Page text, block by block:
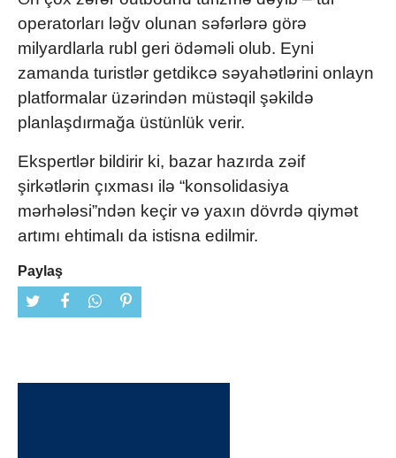
operatorları ləğv olunan səfərlərə görə
milyardlarla rubl geri ödəməli olub. Eyni
zamanda turistlər getdikcə səyahətlərini onlayn
platformalar üzərindən müstəqil şəkildə
planlaşdırmağa üstünlük verir.
Ekspertlər bildirir ki, bazar hazırda zəif
şirkətlərin çıxması ilə “konsolidasiya
mərhələsi”ndən keçir və yaxın dövrdə qiymət
artımı ehtimalı da istisna edilmir.
Paylaş